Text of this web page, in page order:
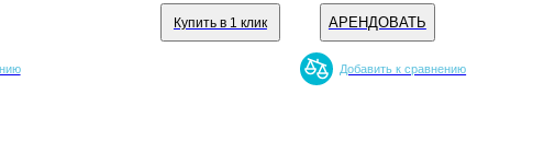
Купить в 1 клик АРЕНДОВАТЬ
Добавить к сравнению